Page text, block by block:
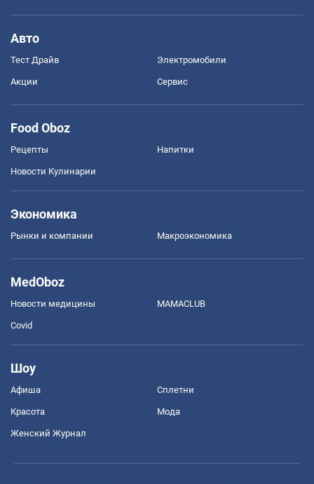
Авто
Тест Драйв Электромобили
Акции Сервис
Food Oboz
Рецепты Напитки
Новости Кулинарии
Экономика
Рынки и компании Mакроэкономика
MedOboz
Новости медицины MAMACLUB
Covid
Шоу
Афиша Сплетни
Красота Мода
Женский Журнал